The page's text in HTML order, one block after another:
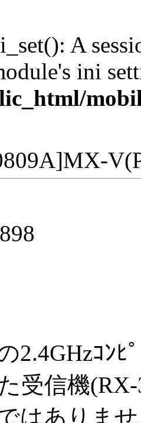
A
ini
2.4GHzｺﾝﾋ
受信機
はありま